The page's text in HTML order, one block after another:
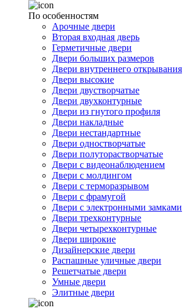
По особенностям
Арочные двери
Вторая входная дверь
Герметичные двери
Двери больших размеров
Двери внутреннего открывания
Двери высокие
Двери двустворчатые
Двери двухконтурные
Двери из гнутого профиля
Двери накладные
Двери нестандартные
Двери одностворчатые
Двери полуторастворчатые
Двери с видеонаблюдением
Двери с молдингом
Двери с терморазрывом
Двери с фрамугой
Двери с электронными замками
Двери трехконтурные
Двери четырехконтурные
Двери широкие
Дизайнерские двери
Распашные уличные двери
Решетчатые двери
Умные двери
Элитные двери